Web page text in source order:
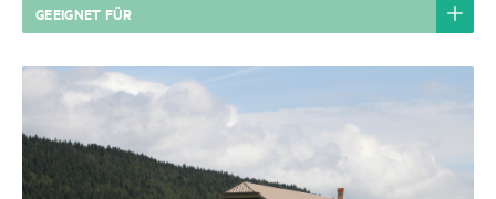
GEEIGNET FÜR